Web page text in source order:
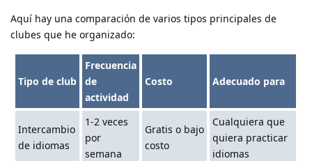
Aquí hay una comparación de varios tipos principales de
clubes que he organizado:
Tipo de club
Frecuencia
de
actividad
Costo Adecuado para
Intercambio
de idiomas
1-2 veces
por
semana
Gratis o bajo
costo
Cualquiera que
quiera practicar
idiomas